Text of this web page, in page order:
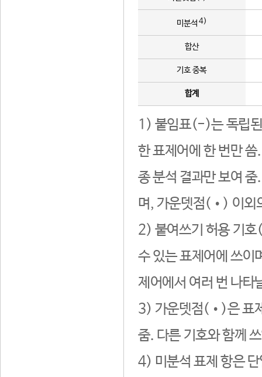
미분석 4)
합산
기호 중복
합계
1) 붙임표(-)는 독립된
한 표제어에 한 번만
종 분석 결과만 보여
며, 가운뎃점(•) 이외
2) 붙여쓰기 허용 기호
수 있는 표제어에 쓰이
제어에서 여러 번 나타
3) 가운뎃점(•)은 표
줌. 다른 기호와 함께
4) 미분석 표제 항은